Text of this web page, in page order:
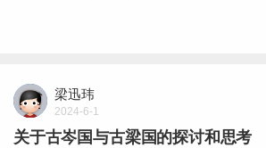
梁迅玮
2024-6-1
关于古岑国与古梁国的探讨和思考